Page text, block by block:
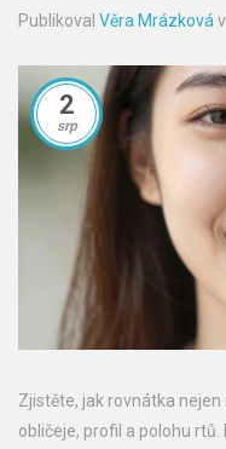
Publikoval Věra Mrázková v
2
srp
Zjistěte, jak rovnátka
obličeje, profil a polohu